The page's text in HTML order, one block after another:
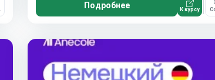
Подробнее К курсу